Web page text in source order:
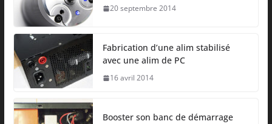
20 septembre 2014
Fabrication d’une alim stabilisé
avec une alim de PC
16 avril 2014
Booster son banc de démarrage